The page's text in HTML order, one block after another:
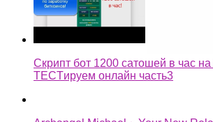
Скрипт бот 1200 сатошей в час
TECTируем онлайн часть3